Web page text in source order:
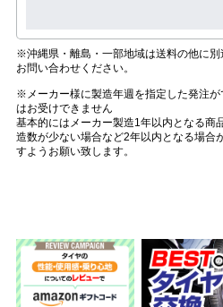
※沖縄県・離島・一部地域は送料の他に
お問い合わせください。
※メーカー様に製造年週を指定した発注
はお受けできません
基本的にはメーカー製造1年以内となる商
造数が少ない場合など2年以内となる場合
すようお願い致します。